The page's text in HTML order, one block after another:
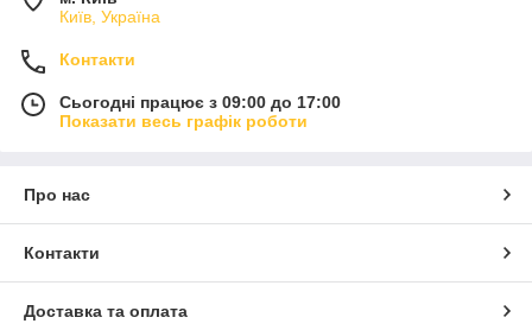
Київ, Україна
Контакти
Сьогодні працює з 09:00 до 17:00
Показати весь графік роботи
Про нас
Контакти
Доставка та оплата